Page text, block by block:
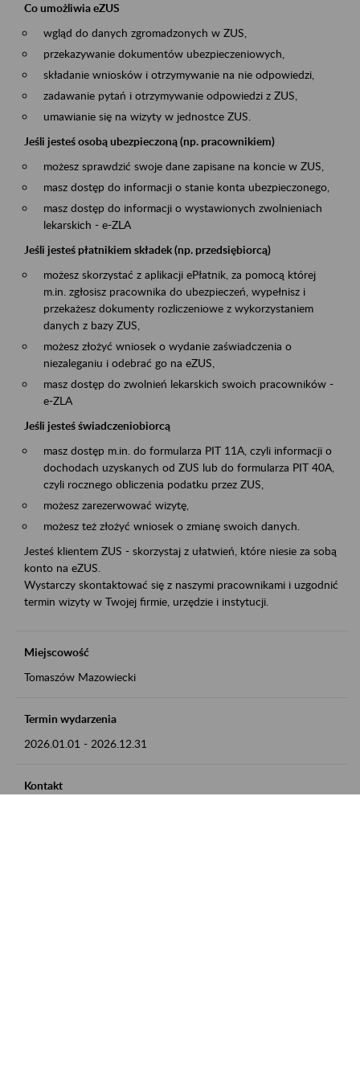
Co umożliwia eZUS
wgląd do danych zgromadzonych w ZUS,
przekazywanie dokumentów ubezpieczeniowych,
składanie wniosków i otrzymywanie na nie odpowiedzi,
zadawanie pytań i otrzymywanie odpowiedzi z ZUS,
umawianie się na wizyty w jednostce ZUS.
Jeśli jesteś osobą ubezpieczoną (np. pracownikiem)
możesz sprawdzić swoje dane zapisane na koncie w ZUS,
masz dostęp do informacji o stanie konta ubezpieczonego,
masz dostęp do informacji o wystawionych zwolnieniach
lekarskich - e-ZLA
Jeśli jesteś płatnikiem składek (np. przedsiębiorcą)
możesz skorzystać z aplikacji ePłatnik, za pomocą której
m.in. zgłosisz pracownika do ubezpieczeń, wypełnisz i
przekażesz dokumenty rozliczeniowe z wykorzystaniem
danych z bazy ZUS,
możesz złożyć wniosek o wydanie zaświadczenia o
niezaleganiu i odebrać go na eZUS,
masz dostęp do zwolnień lekarskich swoich pracowników -
e-ZLA
Jeśli jesteś świadczeniobiorcą
masz dostęp m.in. do formularza PIT 11A, czyli informacji o
dochodach uzyskanych od ZUS lub do formularza PIT 40A,
czyli rocznego obliczenia podatku przez ZUS,
możesz zarezerwować wizytę,
możesz też złożyć wniosek o zmianę swoich danych.
Jesteś klientem ZUS - skorzystaj z ułatwień, które niesie za sobą
konto na eZUS.
Wystarczy skontaktować się z naszymi pracownikami i uzgodnić
termin wizyty w Twojej firmie, urzędzie i instytucji.
Miejscowość
Tomaszów Mazowiecki
Termin wydarzenia
2026.01.01 - 2026.12.31
Kontakt